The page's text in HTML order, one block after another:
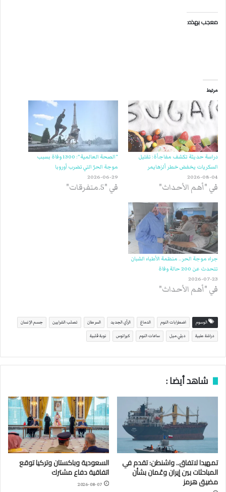
معجب بهذه:
مرتبط
دراسة حديثة تكشف مفاجأة: تقليل
السكريات يخفض خطر ألزهايمر
2026-08-04
في "أهم الأحداث"
“الصحة العالمية”: 1300 وفاة بسبب
موجة الحرّ التي تضرب أوروبا
2026-06-29
في "5.متفرقات"
جراء موجة الحر.. منظمة الأطباء الشبان
تتحدث عن 200 حالة وفاة
2026-07-23
في "أهم الأحداث"
الوسوم اضطرابات النوم الدماغ الرأي الجديد السرطان تصلب الشرايين جسم الإنسان
دراشة طبية ديلي ميل ساعات النوم كيراتوس نوبة قلبية
شاهد أيضا :
تمهيدا لاتفاق.. واشنطن: تقدم في
المباحثات بين إيران وعُمان بشأن
مضيق هرمز
السعودية وباكستان وتركيا توقع
اتفاقية دفاع مشترك
2026-08-07